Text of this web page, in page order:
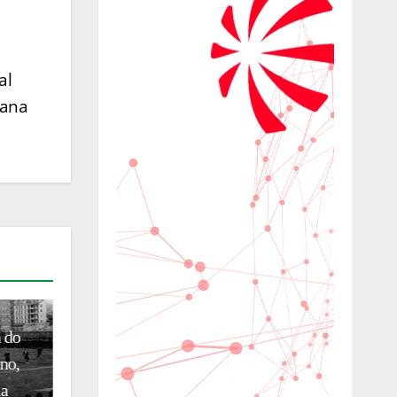
CURIOSIDADE
HISTÓRIA E CULTURA
Entre Ísis e um tesouro perdido :
o enigma da gata de Roma